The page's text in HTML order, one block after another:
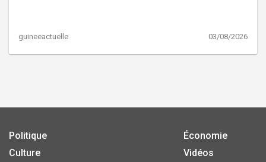
guineeactuelle 03/08/2026
Politique
Culture
Économie
Vidéos